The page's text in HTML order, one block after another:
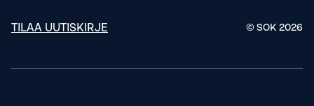
TILAA UUTISKIRJE © SOK 2026